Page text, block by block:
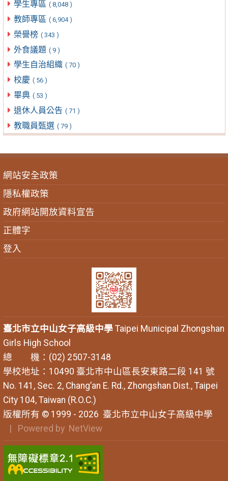
學生專區 ( 8,048 )
教師專區 ( 6,904 )
榮譽榜 ( 343 )
外食議題 ( 9 )
學生自治組織 ( 70 )
校慶 ( 56 )
畢典 ( 53 )
退休人員公告 ( 71 )
教職員甄選 ( 79 )
網站安全政策
隱私權政策
政府網站開放資料宣告
正體字
登入
臺北市立中山女子高級中學Taipei Municipal Zhongshan
Girls High School
總 機：(02) 2507-3148
學校地址：10490 臺北市中山區長安東路二段 141 號
No. 141, Sec. 2, Chang’an E. Rd., Zhongshan Dist., Taipei
City 104, Taiwan (R.O.C.)
版權所有 © 1999 - 2026 臺北市立中山女子高級中學
| Powered by NetView